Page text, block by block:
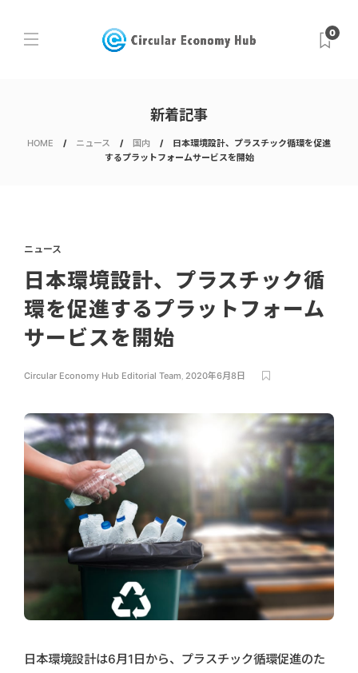
0
新着記事
HOME ニュース 国内
日本環境設計、プラスチック循環を促進
するプラットフォームサービスを開始
ニュース
日本環境設計、プラスチック循
環を促進するプラットフォーム
サービスを開始
Circular Economy Hub Editorial Team, 2020年6月8日
日本環境設計は6月1日から、プラスチック循環促進のた